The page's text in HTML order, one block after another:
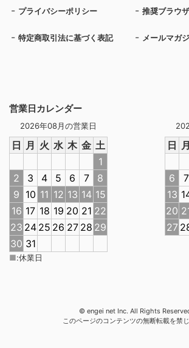
営業日カレンダー
2026年08月の営業日
日 月 火 水 木 金 土
1
2
3 4 5 6 7
8
9 10 11 12 13 14 15
16 17 18 19 20 21 22
23 24 25 26 27 28 29
30 31
日 月
6
7
13
20
27
■:休業日
プライバシーポリシー 推奨ブラウ
特定商取引法に基づく表記 メールマガ
© engei net Inc. All Rights
このページのコンテンツの無断転載を禁じ